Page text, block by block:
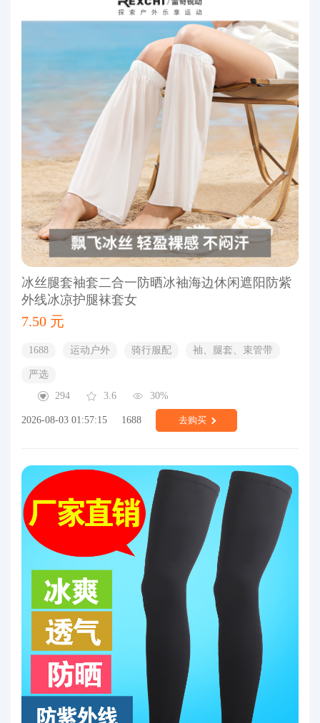
冰丝腿套袖套二合一防晒冰袖海边休闲遮阳防紫
外线冰凉护腿袜套女
7.50 元
1688 运动户外 骑行服配 袖、腿套、束管带
严选
294
3.6 30%
2026-08-03 01:57:15 1688 去购买